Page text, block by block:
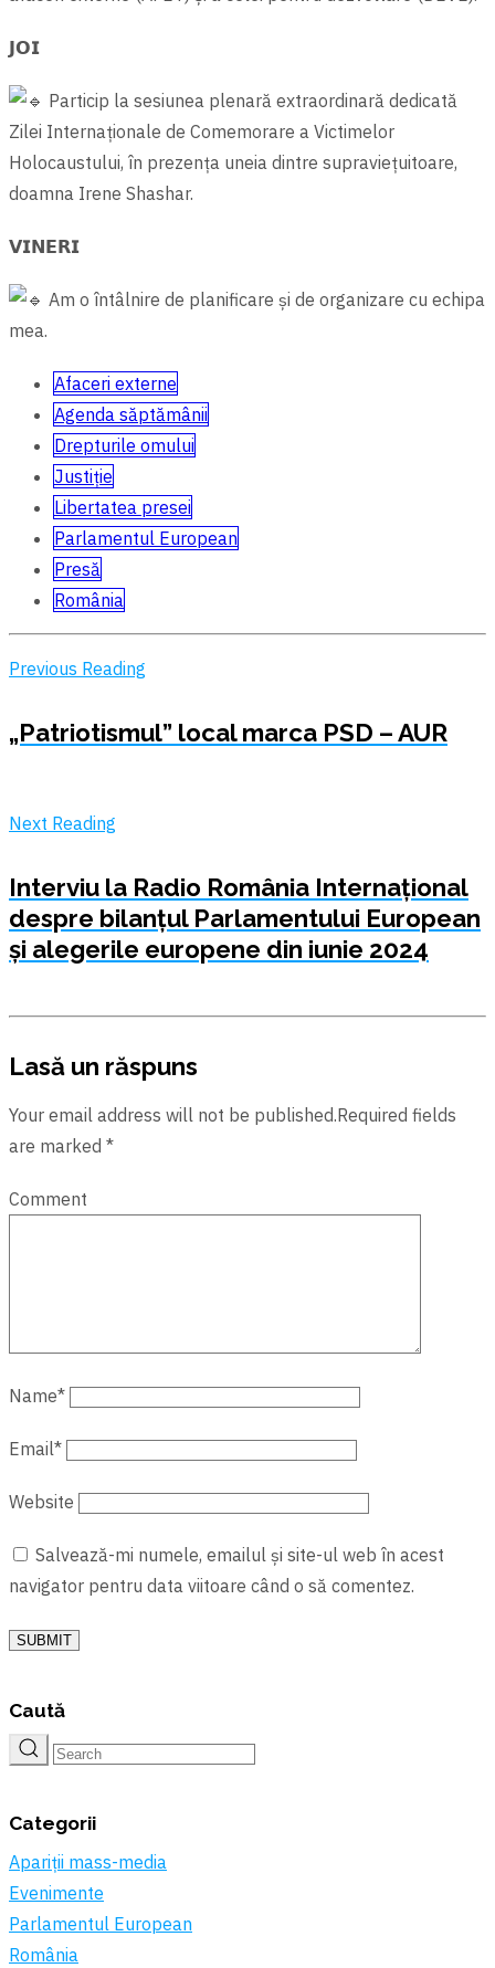
𝗝𝗢𝗜
Particip la sesiunea plenară extraordinară dedicată
Zilei Internaționale de Comemorare a Victimelor
Holocaustului, în prezența uneia dintre supraviețuitoare,
doamna Irene Shashar.
𝗩𝗜𝗡𝗘𝗥𝗜
Am o întâlnire de planificare și de organizare cu echipa
mea.
Afaceri externe
Agenda săptămânii
Drepturile omului
Justiție
Libertatea presei
Parlamentul European
Presă
România
Previous Reading
„Patriotismul” local marca PSD – AUR
Next Reading
Interviu la Radio România Internațional
despre bilanţul Parlamentului European
şi alegerile europene din iunie 2024
Lasă un răspuns
Your email address will not be published.Required fields
are marked *
Comment
Name*
Email*
Website
Salvează-mi numele, emailul și site-ul web în acest
navigator pentru data viitoare când o să comentez.
SUBMIT
Caută
Categorii
Apariții mass-media
Evenimente
Parlamentul European
România